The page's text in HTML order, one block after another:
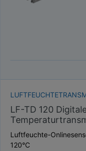
LF-TD 120
Luftfeuchte-
120°C